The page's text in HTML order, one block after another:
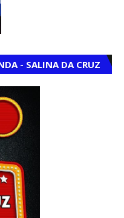
- SALINA DA CRUZ